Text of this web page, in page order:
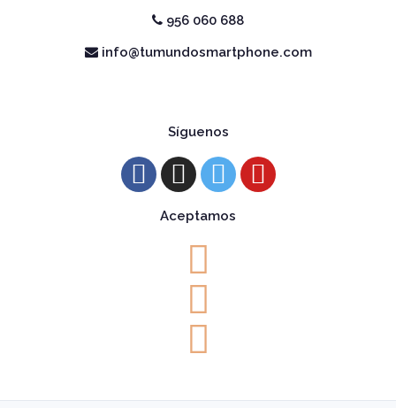
956 060 688
info@tumundosmartphone.com
Síguenos
Aceptamos